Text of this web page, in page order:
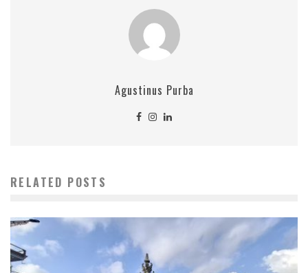
Agustinus Purba
RELATED POSTS